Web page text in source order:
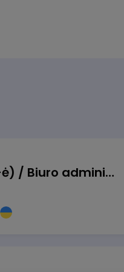
Pardavimų vadybininkas (-ė) / Biuro administratorius (-ė) (B2B)